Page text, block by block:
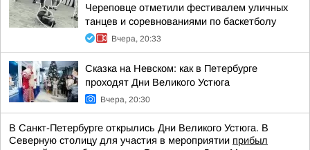
Череповце отметили фестивалем уличных
танцев и соревнованиями по баскетболу
Вчера, 20:33
Сказка на Невском: как в Петербурге
проходят Дни Великого Устюга
Вчера, 20:30
В Санкт-Петербурге открылись Дни Великого Устюга. В
Северную столицу для участия в мероприятии прибыл